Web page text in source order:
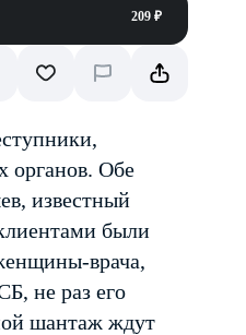
209 ₽
органов. Обе
известный
были
врача,
не раз его
шантаж ждут